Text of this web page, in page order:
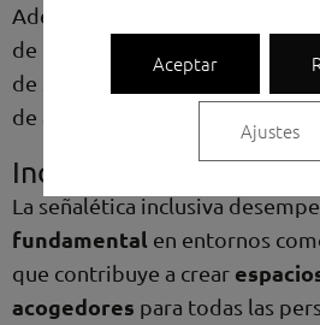
Además, para
facilitar la
de las mismas, apostamos por
de
seguridad internacional
:
de amarillo (5420) y negro
Inclusividad y
La señalética inclusiva
fundamental en entornos
que contribuye a crear
acogedores para todas las
Aceptar
Ajustes